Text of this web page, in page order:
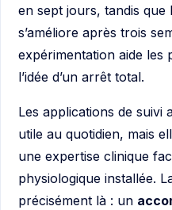
en sept jours, tandis que
s’améliore après trois
expérimentation aide les
l’idée d’un arrêt total.
Les applications de suivi
utile au quotidien, mais
une expertise clinique
physiologique installée.
précisément là : un